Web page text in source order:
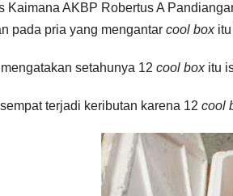
Kaimana AKBP Robertus A
pada pria yang mengantar cool boxitu
setahunya 12 cool boxitu
terjadi keributan karena 12 cool